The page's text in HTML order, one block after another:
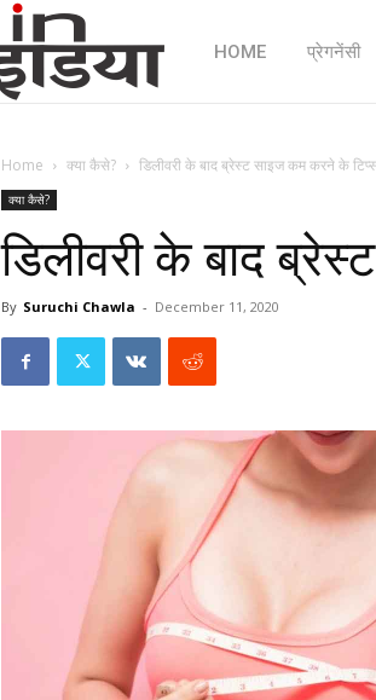
HOME प्रेगनेंसी
Home क्या कैसे? डिलीवरी के बाद ब्रेस्ट साइज कम करने के
क्या कैसे?
डिलीवरी के बाद
By Suruchi Chawla - December 11, 2020